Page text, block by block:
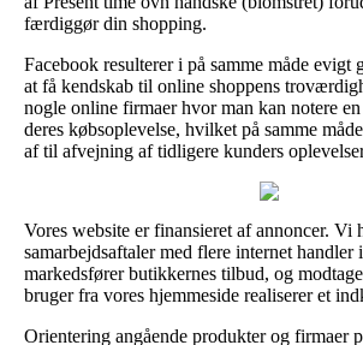
færdiggør din shopping.
Facebook resulterer i på samme måde evigt
at få kendskab til online shoppens
nogle online firmaer hvor man kan notere
deres købsoplevelse, hvilket på samme
af til afvejning af tidligere kunders
Vores website er finansieret af annoncer. Vi
samarbejdsaftaler med flere internet handler
markedsfører butikkernes tilbud, og
bruger fra vores hjemmeside realiserer et
Orientering angående produkter og firmaer